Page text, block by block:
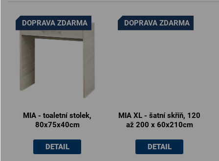
DOPRAVA ZDARMA
MIA - toaletní stolek,
80x75x40cm
DETAIL
DOPRAVA ZDARMA
MIA XL - šatní skříň, 120
až 200 x 60x210cm
DETAIL